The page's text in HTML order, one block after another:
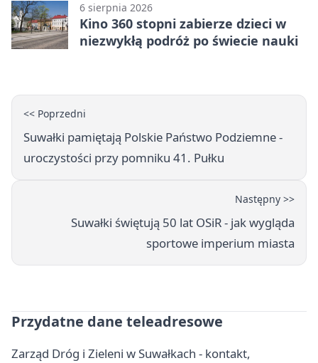
6 sierpnia 2026
Kino 360 stopni zabierze dzieci w
niezwykłą podróż po świecie nauki
<< Poprzedni
Suwałki pamiętają Polskie Państwo Podziemne -
uroczystości przy pomniku 41. Pułku
Następny >>
Suwałki świętują 50 lat OSiR - jak wygląda
sportowe imperium miasta
Przydatne dane teleadresowe
Zarząd Dróg i Zieleni w Suwałkach - kontakt,